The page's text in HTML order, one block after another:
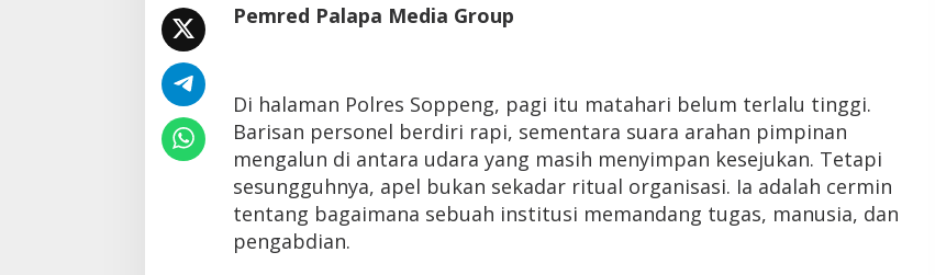
Pemred Palapa Media Group
Di halaman Polres Soppeng, pagi itu matahari belum terlalu tinggi.
Barisan personel berdiri rapi, sementara suara arahan pimpinan
mengalun di antara udara yang masih menyimpan kesejukan. Tetapi
sesungguhnya, apel bukan sekadar ritual organisasi. Ia adalah cermin
tentang bagaimana sebuah institusi memandang tugas, manusia, dan
pengabdian.